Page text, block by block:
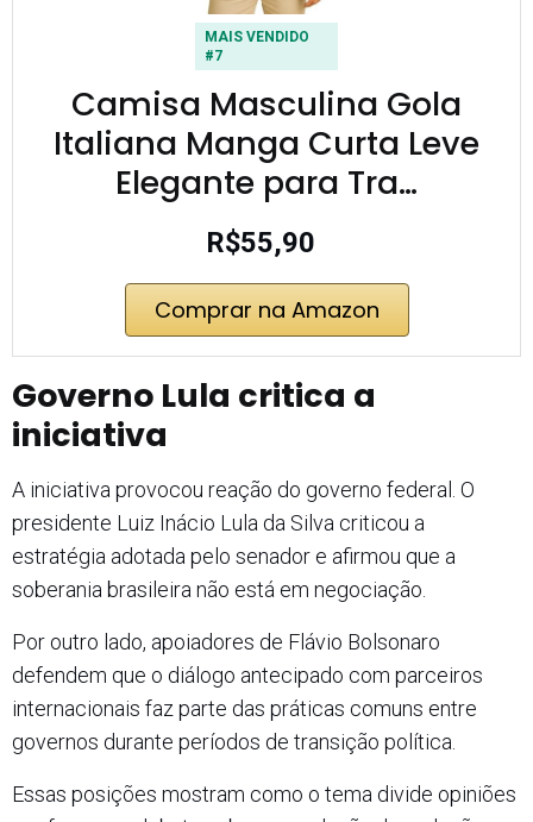
MAIS VENDIDO
#7
Camisa Masculina Gola
Italiana Manga Curta Leve
Elegante para Tra…
R$55,90
Comprar na Amazon
Governo Lula critica a
iniciativa
A iniciativa provocou reação do governo federal. O
presidente Luiz Inácio Lula da Silva criticou a
estratégia adotada pelo senador e afirmou que a
soberania brasileira não está em negociação.
Por outro lado, apoiadores de Flávio Bolsonaro
defendem que o diálogo antecipado com parceiros
internacionais faz parte das práticas comuns entre
governos durante períodos de transição política.
Essas posições mostram como o tema divide opiniões